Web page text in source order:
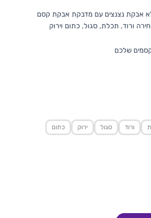
אבקת נצנצים עם מדבקת אבקת קסם
שלכם
ורוד סגול ירוק כתום